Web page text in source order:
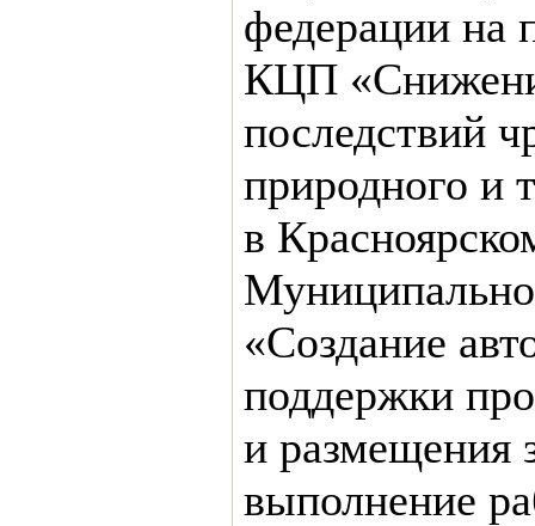
федерации на
КЦП
последствий
природного и
в
«Создание
поддержки
и размещения
выполнение